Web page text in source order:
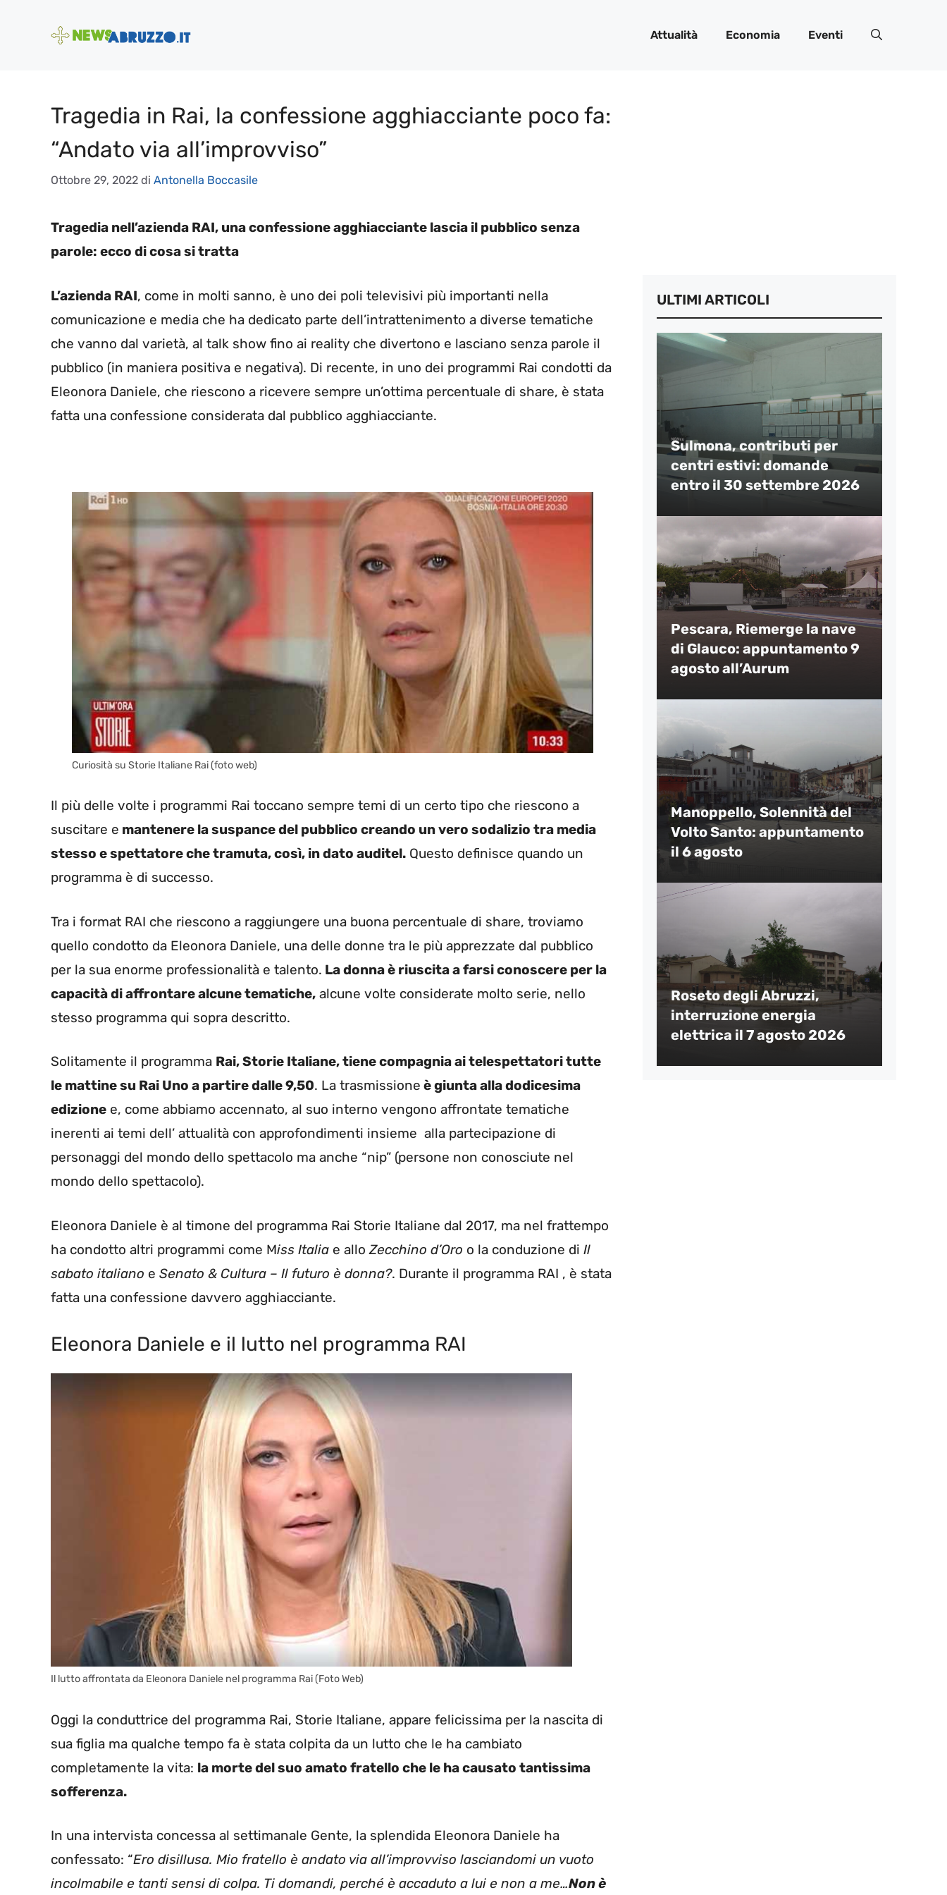
Attualità Economia Eventi
Tragedia in Rai, la confessione agghiacciante poco fa:
“Andato via all’improvviso”
Ottobre 29, 2022 di Antonella Boccasile
Tragedia nell’azienda RAI, una confessione agghiacciante lascia il pubblico senza
parole: ecco di cosa si tratta
L’azienda RAI, come in molti sanno, è uno dei poli televisivi più importanti nella
comunicazione e media che ha dedicato parte dell’intrattenimento a diverse tematiche
che vanno dal varietà, al talk show fino ai reality che divertono e lasciano senza parole il
pubblico (in maniera positiva e negativa). Di recente, in uno dei programmi Rai condotti da
Eleonora Daniele, che riescono a ricevere sempre un’ottima percentuale di share, è stata
fatta una confessione considerata dal pubblico agghiacciante.
Curiosità su Storie Italiane Rai (foto web)
Il più delle volte i programmi Rai toccano sempre temi di un certo tipo che riescono a
suscitare e mantenere la suspance del pubblico creando un vero sodalizio tra media
stesso e spettatore che tramuta, così, in dato auditel. Questo definisce quando un
programma è di successo.
Tra i format RAI che riescono a raggiungere una buona percentuale di share, troviamo
quello condotto da Eleonora Daniele, una delle donne tra le più apprezzate dal pubblico
per la sua enorme professionalità e talento. La donna è riuscita a farsi conoscere per la
capacità di affrontare alcune tematiche, alcune volte considerate molto serie, nello
stesso programma qui sopra descritto.
Solitamente il programma Rai, Storie Italiane, tiene compagnia ai telespettatori tutte
le mattine su Rai Uno a partire dalle 9,50. La trasmissione è giunta alla dodicesima
edizione e, come abbiamo accennato, al suo interno vengono affrontate tematiche
inerenti ai temi dell’ attualità con approfondimenti insieme alla partecipazione di
personaggi del mondo dello spettacolo ma anche “nip” (persone non conosciute nel
mondo dello spettacolo).
Eleonora Daniele è al timone del programma Rai Storie Italiane dal 2017, ma nel frattempo
ha condotto altri programmi come Miss Italia e allo Zecchino d’Oro o la conduzione di Il
sabato italiano e Senato & Cultura – Il futuro è donna?. Durante il programma RAI , è stata
fatta una confessione davvero agghiacciante.
Eleonora Daniele e il lutto nel programma RAI
Il lutto affrontata da Eleonora Daniele nel programma Rai (Foto Web)
Oggi la conduttrice del programma Rai, Storie Italiane, appare felicissima per la nascita di
sua figlia ma qualche tempo fa è stata colpita da un lutto che le ha cambiato
completamente la vita: la morte del suo amato fratello che le ha causato tantissima
sofferenza.
In una intervista concessa al settimanale Gente, la splendida Eleonora Daniele ha
confessato: “Ero disillusa. Mio fratello è andato via all’improvviso lasciandomi un vuoto
incolmabile e tanti sensi di colpa. Ti domandi, perché è accaduto a lui e non a me…Non è
ULTIMI ARTICOLI
Sulmona, contributi per
centri estivi: domande
entro il 30 settembre 2026
Pescara, Riemerge la nave
di Glauco: appuntamento 9
agosto all’Aurum
Manoppello, Solennità del
Volto Santo: appuntamento
il 6 agosto
Roseto degli Abruzzi,
interruzione energia
elettrica il 7 agosto 2026